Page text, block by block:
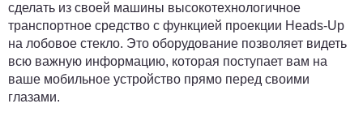
сделать из своей машины высокотехнологичное
транспортное средство с функцией проекции Heads-Up
на лобовое стекло. Это оборудование позволяет видеть
всю важную информацию, которая поступает вам на
ваше мобильное устройство прямо перед своими
глазами.